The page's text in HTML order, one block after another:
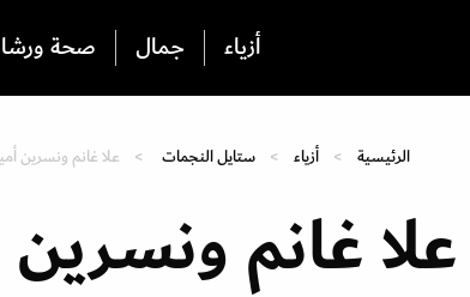
أزياء جمال صحة
الرئيسية أزياء ستايل النجمات علا غانم ونسرين
علا غانم